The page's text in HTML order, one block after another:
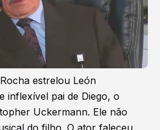
estrelou León
inflexível pai de Diego, o
Uckermann. Ele não